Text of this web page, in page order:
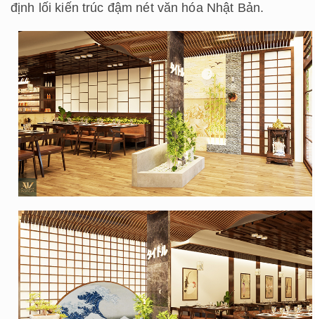
định lối kiến trúc đậm nét văn hóa Nhật Bản.